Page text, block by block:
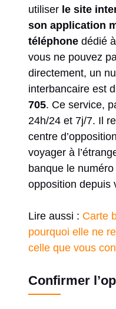
utiliser le site
son application
téléphone dédié
vous ne pouvez
directement, un
interbancaire est
705. Ce service,
24h/24 et 7j/7. Il
centre
voyager à
banque le
opposition depuis
Lire aussi : Carte
pourquoi elle ne
celle que vous
Confirmer